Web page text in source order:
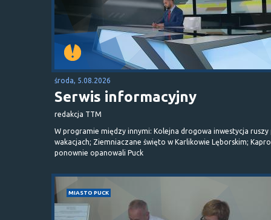
środa, 5.08.2026
Serwis informacyjny
redakcja TTM
W programie między innymi: Kolejna drogowa inwestycja ruszy
wakacjach; Ziemniaczane święto w Karlikowie Lęborskim;
ponownie opanowali Puck
MIASTO PUCK